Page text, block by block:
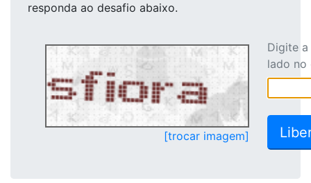
responda ao desafio abaixo.
[trocar imagem]
Digite
lado no